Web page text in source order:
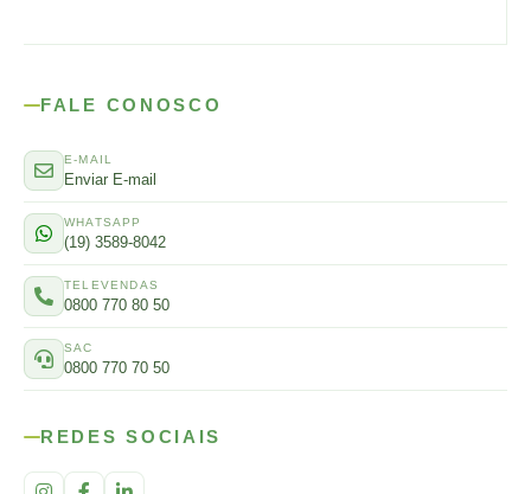
FALE CONOSCO
E-MAIL
Enviar E-mail
WHATSAPP
(19) 3589-8042
TELEVENDAS
0800 770 80 50
SAC
0800 770 70 50
REDES SOCIAIS